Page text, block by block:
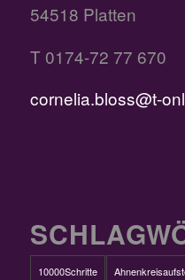
54518 Platten
T 0174-72 77 670
cornelia.bloss@t-
10000Schritte